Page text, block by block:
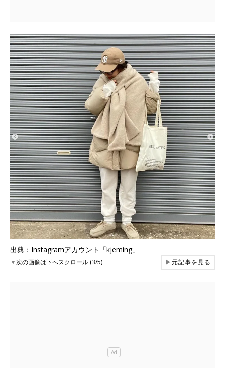
出典：Instagramアカウント「kjeming」
▼次の画像は下へスクロール (3/5) ▶元記事を見る